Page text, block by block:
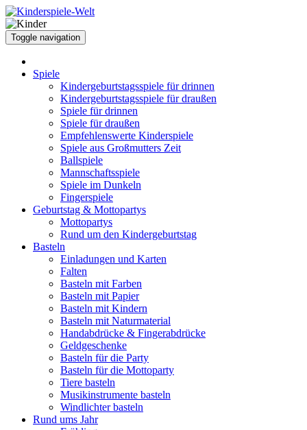
Toggle navigation
Spiele
Kindergeburtstagsspiele für drinnen
Kindergeburtstagsspiele für draußen
Spiele für drinnen
Spiele für draußen
Empfehlenswerte Kinderspiele
Spiele aus Großmutters Zeit
Ballspiele
Mannschaftsspiele
Spiele im Dunkeln
Fingerspiele
Geburtstag & Mottopartys
Mottopartys
Rund um den Kindergeburtstag
Basteln
Einladungen und Karten
Falten
Basteln mit Farben
Basteln mit Papier
Basteln mit Kindern
Basteln mit Naturmaterial
Handabdrücke & Fingerabdrücke
Geldgeschenke
Basteln für die Party
Basteln für die Mottoparty
Tiere basteln
Musikinstrumente basteln
Windlichter basteln
Rund ums Jahr